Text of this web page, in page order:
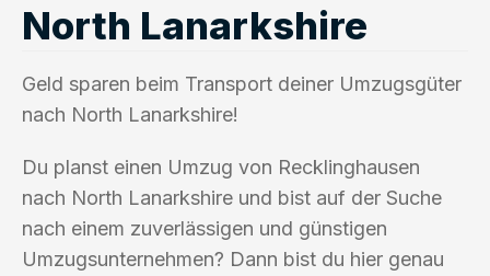
North Lanarkshire
Geld sparen beim Transport deiner Umzugsgüter
nach North Lanarkshire!
Du planst einen Umzug von Recklinghausen
nach North Lanarkshire und bist auf der Suche
nach einem zuverlässigen und günstigen
Umzugsunternehmen? Dann bist du hier genau